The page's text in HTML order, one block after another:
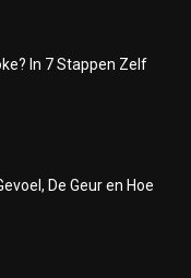
In 7 Stappen Zelf
De Geur en Hoe